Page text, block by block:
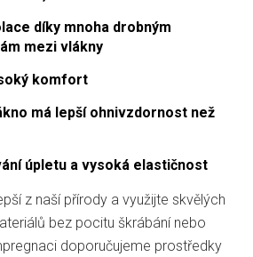
díky mnoha drobným
mezi vlákny
komfort
má lepší ohnivzdornost než
úpletu a vysoká elastičnost
z naší přírody a využijte skvělých
bez pocitu škrábání nebo
doporučujeme prostředky